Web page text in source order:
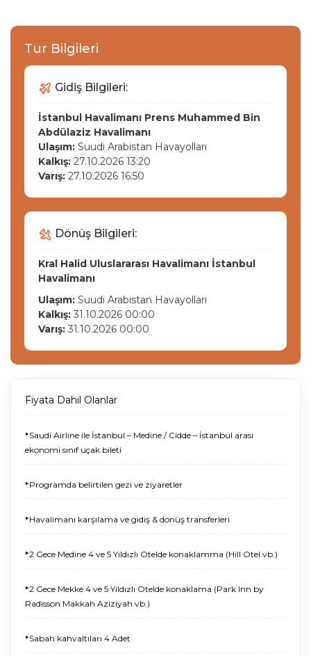
Tur Bilgileri
Gidiş Bilgileri:
İstanbul Havalimanı Prens Muhammed Bin
Abdülaziz Havalimanı
Ulaşım: Suudi Arabistan Havayolları
Kalkış: 27.10.2026 13:20
Varış: 27.10.2026 16:50
Dönüş Bilgileri:
Kral Halid Uluslararası Havalimanı İstanbul
Havalimanı
Ulaşım: Suudi Arabistan Havayolları
Kalkış: 31.10.2026 00:00
Varış: 31.10.2026 00:00
Fiyata Dahil Olanlar
‣Saudi Airline ile İstanbul – Medine / Cidde – İstanbul arası
ekonomi sınıf uçak bileti
‣Programda belirtilen gezi ve ziyaretler
‣Havalimanı karşılama ve gidiş & dönüş transferleri
‣2 Gece Medine 4 ve 5 Yıldızlı Otelde konaklamma (Hill Otel vb.)
‣2 Gece Mekke 4 ve 5 Yıldızlı Otelde konaklama (Park Inn by
Radisson Makkah Aziziyah vb.)
‣Sabah kahvaltıları 4 Adet